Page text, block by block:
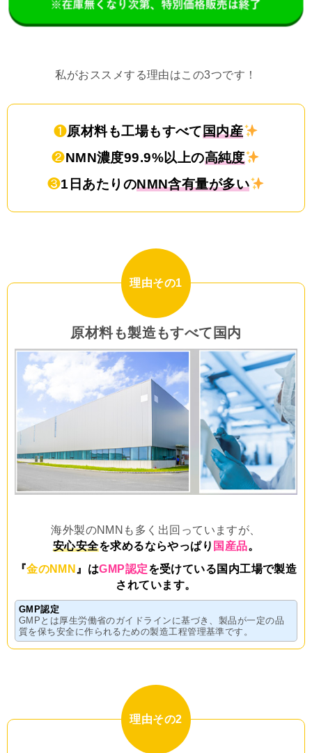
私がおススメする理由はこの3つです！
❶原材料も工場もすべて国内産
❷NMN濃度99.9%以上の高純度
❸1日あたりのNMN含有量が多い
理由その1
原材料も製造もすべて国内
海外製のNMNも多く出回っていますが、
安心安全を求めるならやっぱり 国産品。
『金のNMN 』はGMP認定を受けている国内工場で製造
されています。
GMP認定
GMPとは厚生労働省のガイドラインに基づき、製品が一定の品
質を保ち安全に作られるための製造工程管理基準です。
理由その2